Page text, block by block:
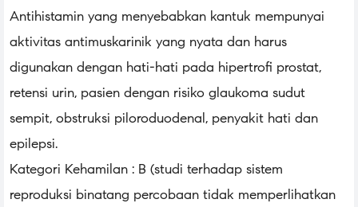
Antihistamin yang menyebabkan kantuk mempunyai
aktivitas antimuskarinik yang nyata dan harus
digunakan dengan hati-hati pada hipertrofi prostat,
retensi urin, pasien dengan risiko glaukoma sudut
sempit, obstruksi piloroduodenal, penyakit hati dan
epilepsi.
Kategori Kehamilan : B (studi terhadap sistem
reproduksi binatang percobaan tidak memperlihatkan